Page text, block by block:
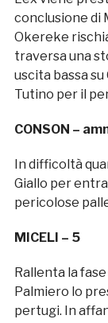
conclusione di
Okereke
traversa una
uscita bassa
Tutino per il
CONSON –
In difficoltà
Giallo per
pericolose
MICELI – 5
Rallenta la
Palmiero lo
pertugi. In